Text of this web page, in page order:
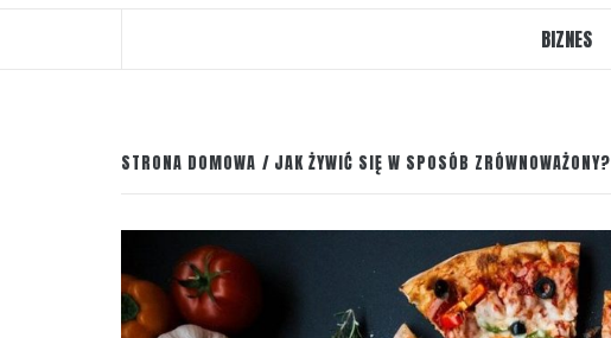
BIZNES
STRONA DOMOWA JAK ŻYWIĆ SIĘ W SPOSÓB ZRÓWNOWAŻONY?